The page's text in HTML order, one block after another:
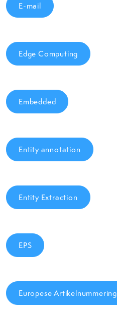
E-mail
Edge Computing
Embedded
Entity annotation
Entity Extraction
EPS
Europese Artikelnummering